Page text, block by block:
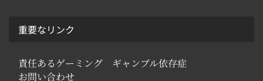
重要なリンク
責任あるゲーミング ギャンブル依存症
お問い合わせ